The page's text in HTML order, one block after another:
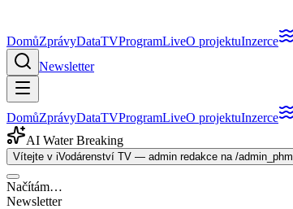
DomůZprávyDataTVProgramLiveO projektuInzerce
Newsletter
DomůZprávyDataTVProgramLiveO projektuInzerce
AI Water Breaking
Vítejte v iVodárenství TV — admin redakce na /admin_phm
Načítám…
Newsletter